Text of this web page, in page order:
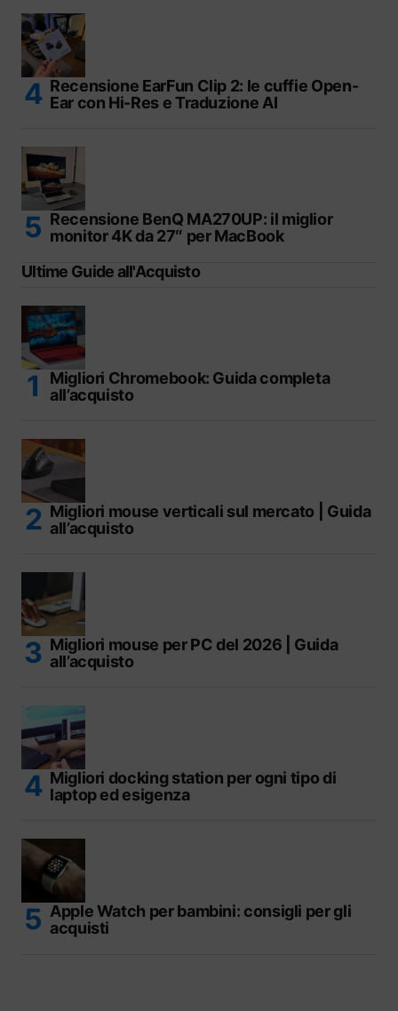
Recensione EarFun Clip 2: le cuffie Open-
Ear con Hi-Res e Traduzione AI
Recensione BenQ MA270UP: il miglior
monitor 4K da 27″ per MacBook
Ultime Guide all'Acquisto
Migliori Chromebook: Guida completa
all’acquisto
Migliori mouse verticali sul mercato | Guida
all’acquisto
Migliori mouse per PC del 2026 | Guida
all’acquisto
Migliori docking station per ogni tipo di
laptop ed esigenza
Apple Watch per bambini: consigli per gli
acquisti